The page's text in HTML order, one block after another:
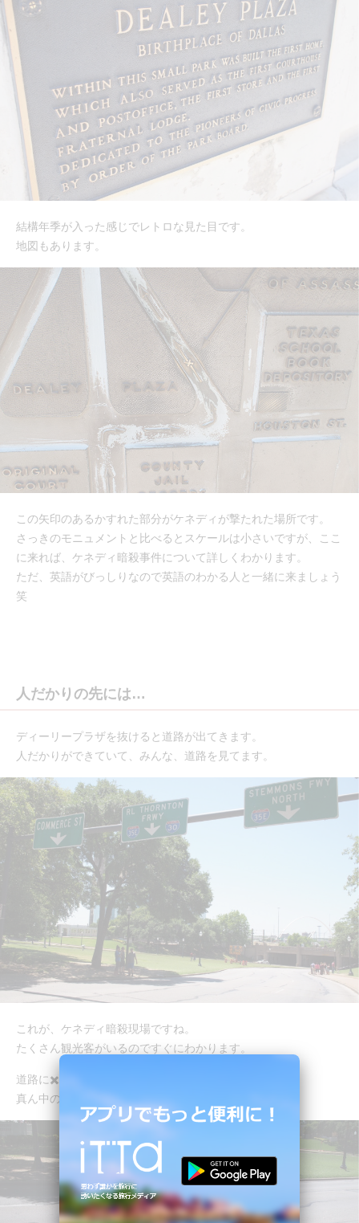
結構年季が入った感じでレトロな見た目です。
地図もあります。
この矢印のあるかすれた部分がケネディが撃たれた場所です。
さっきのモニュメントと比べるとスケールは小さいですが、ここ
に来れば、ケネディ暗殺事件について詳しくわかります。
ただ、英語がびっしりなので英語のわかる人と一緒に来ましょう
笑
人だかりの先には…
ディーリープラザを抜けると道路が出てきます。
人だかりができていて、みんな、道路を見てます。
これが、ケネディ暗殺現場ですね。
たくさん観光客がいるのですぐにわかります。
道路に✖️印が書かれています。
真ん中の✖️印が１発目に撃たれた所だそうです。